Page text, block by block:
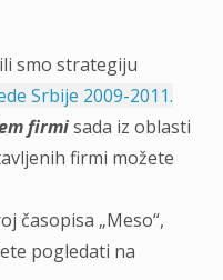
smo strategiju
Srbije 2009-2011.
firmisada iz oblasti
firmi možete
časopisa „Meso“,
pogledati na